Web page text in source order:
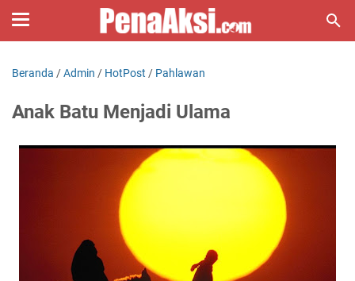
Beranda /Admin / HotPost / Pahlawan
Anak Batu Menjadi Ulama